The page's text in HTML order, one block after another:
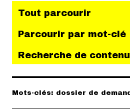
Tout parcourir
Parcourir par mot-clé
Recherche de
Mots-clés: dossier de